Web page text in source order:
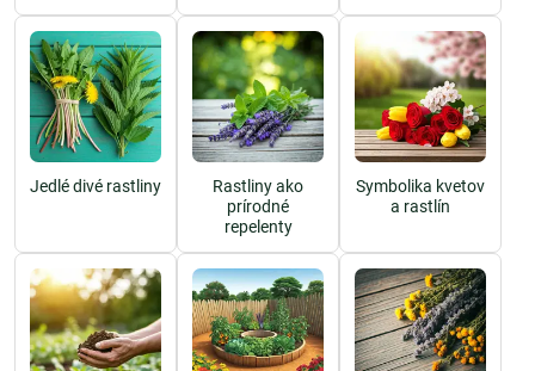
Jedlé divé rastliny
Rastliny ako
prírodné
repelenty
Symbolika kvetov
a rastlín